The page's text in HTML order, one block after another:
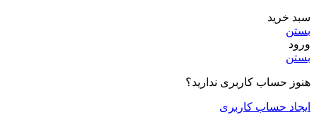
سبد خرید
بستن
ورود
بستن
هنوز حساب کاربری ندارید؟
ایجاد حساب کاربری